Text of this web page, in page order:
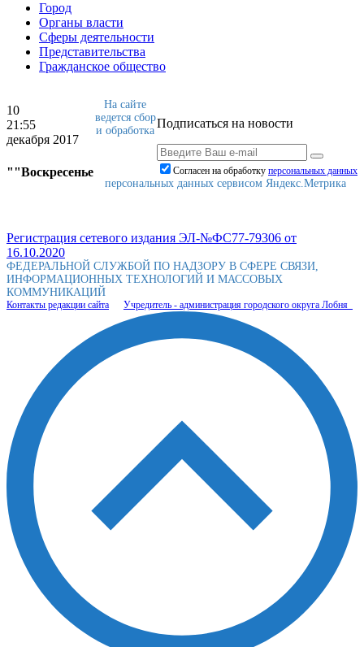
Город
Органы власти
Сферы деятельности
Представительства
Гражданское общество
10
21:55
декабря 2017
""Воскресенье
Подписаться на новости
Согласен на обработку персональныx данных
На сайте
ведется сбор
и обработка
персональных данных сервисом Яндекс.Метрика
Регистрация сетевого издания ЭЛ-№ФС77-79306 от
16.10.2020
ФЕДЕРАЛЬНОЙ СЛУЖБОЙ ПО НАДЗОРУ В СФЕРЕ СВЯЗИ,
ИНФОРМАЦИОННЫХ ТЕХНОЛОГИЙ И МАССОВЫХ
КОММУНИКАЦИЙ
Контакты редакции сайта Учредитель - администрация городского округа Лобня